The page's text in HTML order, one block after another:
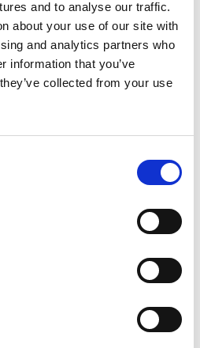
and to analyse our traffic.
about your use of our site with
and analytics partners who
information that you’ve
collected from your use
qualità di Comau è conforme ai
Clienti, fornitori e
pratiche.